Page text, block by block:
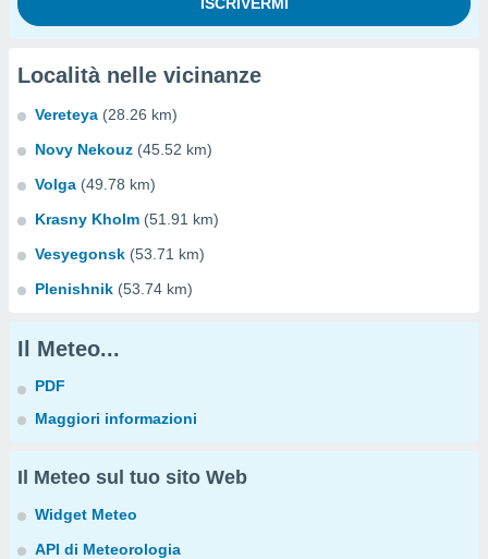
Località nelle vicinanze
Vereteya (28.26 km)
Novy Nekouz (45.52 km)
Volga (49.78 km)
Krasny Kholm (51.91 km)
Vesyegonsk (53.71 km)
Plenishnik (53.74 km)
Il Meteo...
PDF
Maggiori informazioni
Il Meteo sul tuo sito Web
Widget Meteo
API di Meteorologia